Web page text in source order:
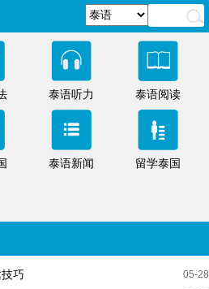
泰语听力 泰语阅读
泰语新闻 留学泰国
05-28
巧